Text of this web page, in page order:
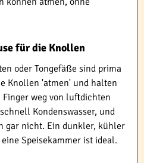
für die Knollen
oder Tongefäße sind prima
Knollen 'atmen' und halten
weg von luftdichten
Kondenswasser, und
gar nicht. Ein dunkler, kühler
Speisekammer ist ideal.